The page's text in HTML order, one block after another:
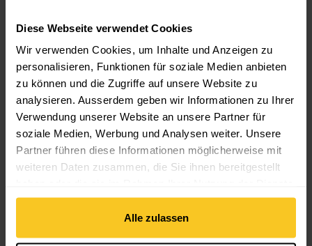
Diese Webseite verwendet Cookies
Wir verwenden Cookies, um Inhalte und Anzeigen zu
personalisieren, Funktionen für soziale Medien anbieten
zu können und die Zugriffe auf unsere Website zu
analysieren. Ausserdem geben wir Informationen zu Ihrer
Verwendung unserer Website an unsere Partner für
soziale Medien, Werbung und Analysen weiter. Unsere
Partner führen diese Informationen möglicherweise mit
weiteren Daten zusammen, die Sie ihnen bereitgestellt
gesammelt haben.
Alle zulassen
Beschreibung
Spezifikation
(Mit derTransaCardimmer kostenlos)